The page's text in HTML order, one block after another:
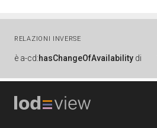
RELAZIONI INVERSE
è a-cd:hasChangeOfAvailability di